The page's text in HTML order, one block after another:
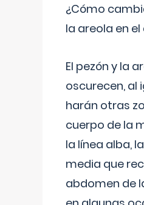
¿Cómo
la areola en
El pezón y la
oscurecen, al
harán otras
cuerpo de la
la línea alba,
media que
abdomen de